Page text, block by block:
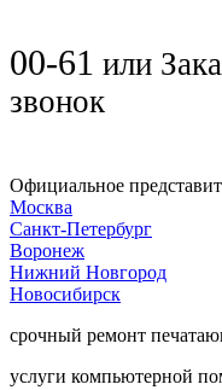
00-61 или
звонок
Официальное
Москва
Санкт-Петербург
Воронеж
Нижний Новгород
Новосибирск
срочный ремонт
услуги компьютерной